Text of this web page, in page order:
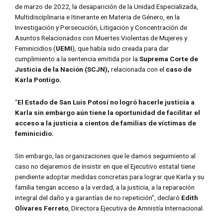
de marzo de 2022, la desaparición de la Unidad Especializada,
Multidisciplinaria e Itinerante en Materia de Género, en la
Investigación y Persecución, Litigación y Concentración de
Asuntos Relacionados con Muertes Violentas de Mujeres y
Feminicidios (UEMI), que había sido creada para dar
cumplimiento a la sentencia emitida por la Suprema Corte de
Justicia de la Nación (SCJN), relacionada con el caso de
Karla Pontigo.
“El Estado de San Luis Potosí no logró hacerle justicia a
Karla sin embargo aún tiene la oportunidad de facilitar el
acceso a la justicia a cientos de familias de víctimas de
feminicidio.
Sin embargo, las organizaciones que le damos seguimiento al
caso no dejaremos de insistir en que el Ejecutivo estatal tiene
pendiente adoptar medidas concretas para lograr que Karla y su
familia tengan acceso a la verdad, a la justicia, a la reparación
integral del daño y a garantías de no repetición”, declaró Edith
Olivares Ferreto , Directora Ejecutiva de Amnistía Internacional.